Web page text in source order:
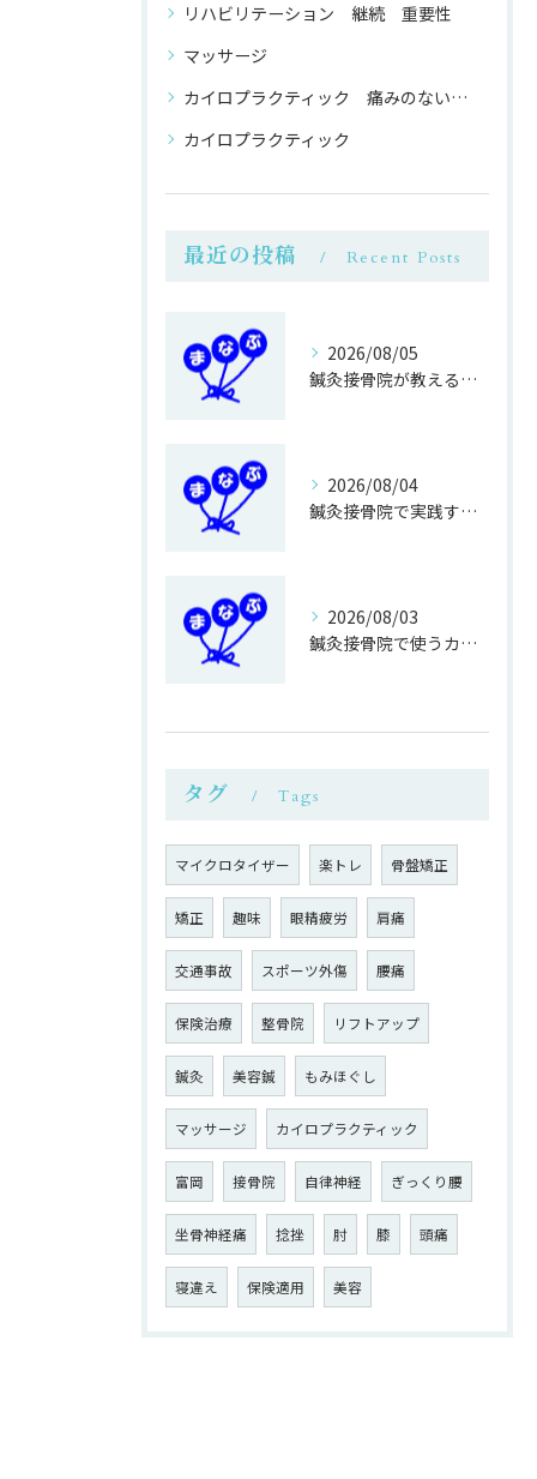
リハビリテーション 継続 重要性
マッサージ
カイロプラクティック 痛みのない 整体
カイロプラクティック
最近の投稿 Recent Posts
2026/08/05
鍼灸接骨院が教える簡単運動不足対策
2026/08/04
鍼灸接骨院で実践する正しい歩き方改善法
2026/08/03
鍼灸接骨院で使うカイロ専用ベットの利点
タグ Tags
マイクロタイザー 楽トレ 骨盤矯正
矯正 趣味 眼精疲労 肩痛
交通事故 スポーツ外傷 腰痛
保険治療 整骨院 リフトアップ
鍼灸 美容鍼 もみほぐし
マッサージ カイロプラクティック
富岡 接骨院 自律神経 ぎっくり腰
坐骨神経痛 捻挫 肘 膝 頭痛
寝違え 保険適用 美容